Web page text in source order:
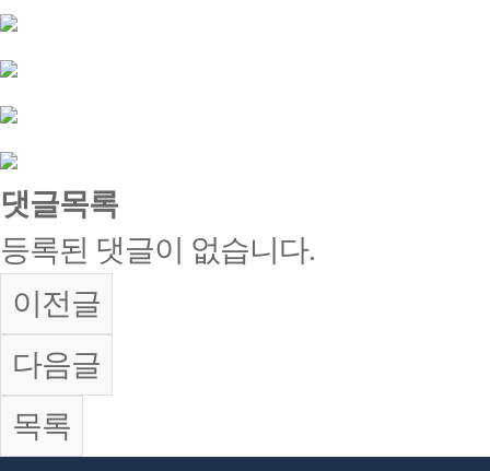
댓글목록
등록된 댓글이 없습니다.
이전글
다음글
목록